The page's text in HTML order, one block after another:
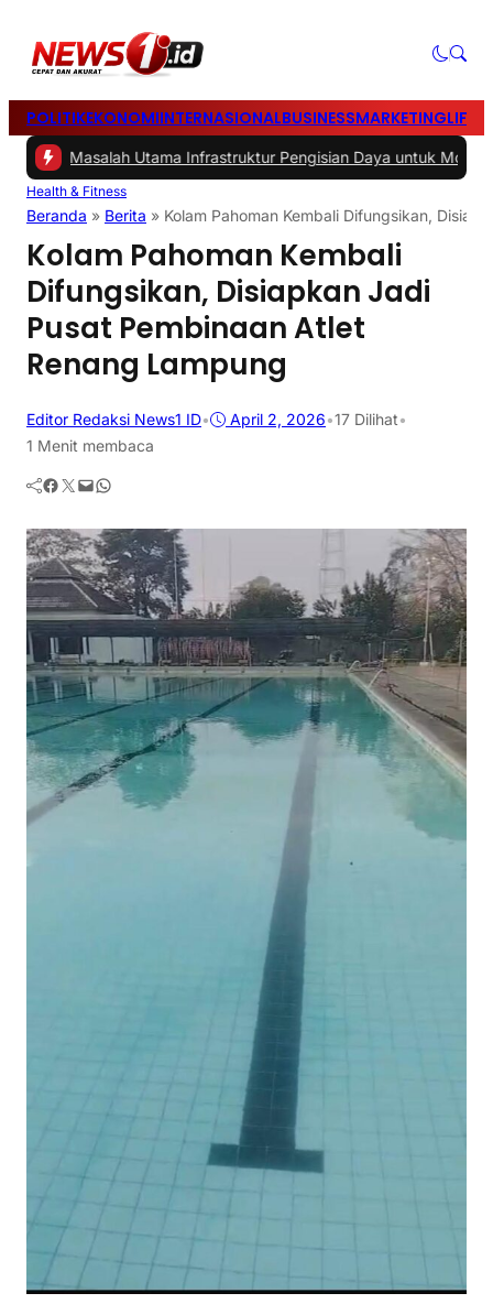
POLITIKEKONOMIINTERNASIONALBUSINESSMARKETING
Masalah Utama Infrastruktur Pengisian Daya untuk Mobil Listrik
Health & Fitness
Beranda » Berita » Kolam Pahoman Kembali Difungsikan,
Kolam Pahoman Kembali
Difungsikan, Disiapkan Jadi
Pusat Pembinaan Atlet
Renang Lampung
Editor Redaksi News1 ID• April 2, 2026•17 Dilihat•
1 Menit membaca
Facebook Twitter Mail WhatsApp